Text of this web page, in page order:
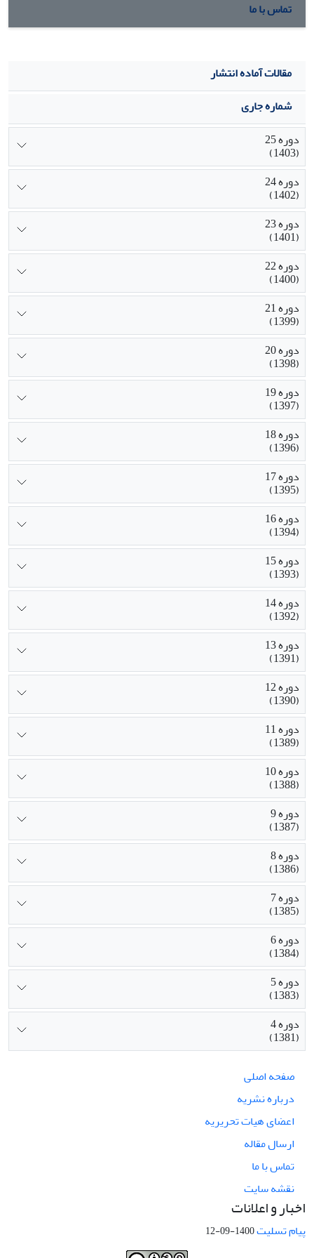
تماس با ما
مقالات آماده انتشار
شماره جاری
دوره 25
(1403)
دوره 24
(1402)
دوره 23
(1401)
دوره 22
(1400)
دوره 21
(1399)
دوره 20
(1398)
دوره 19
(1397)
دوره 18
(1396)
دوره 17
(1395)
دوره 16
(1394)
دوره 15
(1393)
دوره 14
(1392)
دوره 13
(1391)
دوره 12
(1390)
دوره 11
(1389)
دوره 10
(1388)
دوره 9
(1387)
دوره 8
(1386)
دوره 7
(1385)
دوره 6
(1384)
دوره 5
(1383)
دوره 4
(1381)
صفحه اصلی
درباره نشریه
اعضای هیات تحریریه
ارسال مقاله
تماس با ما
نقشه سایت
اخبار و اعلانات
پیام تسلیت1400-09-12